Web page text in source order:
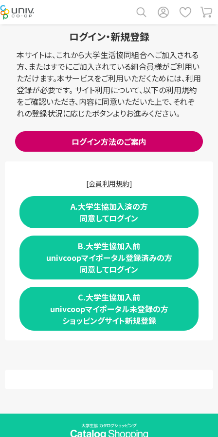
ログイン・新規登録
本サイトは、これから大学生活協同組合へご加入される
方、またはすでにご加入されている組合員様がご利用い
ただけます。本サービスをご利用いただくためには、利用
登録が必要です。 サイト利用について、以下の利用規約
をご確認いただき、内容に同意いただいた上で、それぞ
れの登録状況に応じたボタンよりお進みください。
ログイン方法のご案内
[会員利用規約]
A.大学生協加入済の方
同意してログイン
B.大学生協加入前
univcoopマイポータル登録済みの方
同意してログイン
C.大学生協加入前
univcoopマイポータル未登録の方
ショッピングサイト新規登録